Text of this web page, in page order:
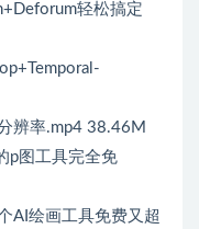
轻松搞定
辨率.mp4 38.46M
p图工具完全免
AI绘画工具免费又超